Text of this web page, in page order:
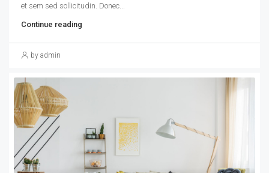
et sem sed sollicitudin. Donec...
Continue reading
by admin